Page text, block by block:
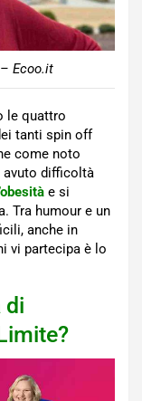
Ecoo.it
le quattro
tanti spin off
come noto
avuto difficoltà
e si
Tra humour e un
anche in
vi partecipa è lo
di